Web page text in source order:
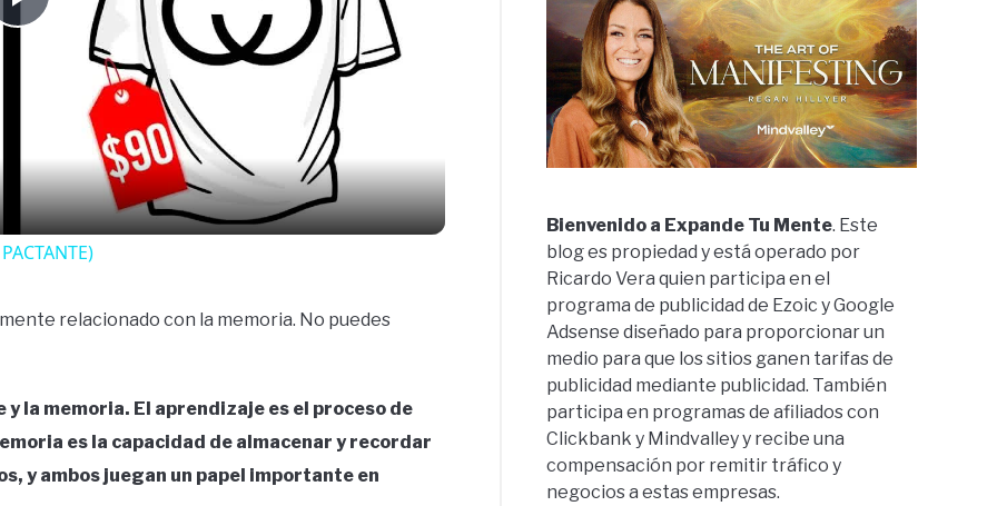
Play
Video
relacionado con la memoria. No puedes
la memoria. El aprendizaje es el proceso de
es la capacidad de almacenar y recordar
y ambos juegan un papel importante en
Bienvenido a Expande Tu Mente. Este
blog es propiedad y está operado por
Ricardo Vera quien participa en el
programa de publicidad de Ezoic y Google
Adsense diseñado para proporcionar un
medio para que los sitios ganen tarifas de
publicidad mediante publicidad. También
participa en programas de afiliados con
Clickbank y Mindvalley y recibe una
compensación por remitir tráfico y
negocios a estas empresas.